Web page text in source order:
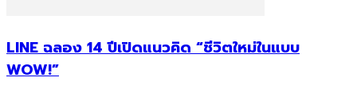
LINE ฉลอง 14 ปีเปิดแนวคิด “ชีวิตใหม่ในแบบ
WOW!”